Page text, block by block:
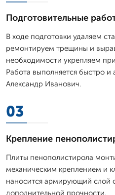
Подготовительные
В ходе подготовки удаляем
ремонтируем трещины и
необходимости укрепляем
Работа выполняется быстро и
Александр Иванович.
03
Крепление
Плиты пенополистирола
механическим креплением и
наносится армирующий слой
дополнительной прочности.